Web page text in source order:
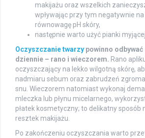
makijażu oraz wszelkich
wpływając przy tym negatywnie
równowagę pH skóry,
następnie warto użyć pianki
Oczyszczanie twarzy powinno
dziennie – rano i wieczorem. Rano
oczyszczający na lekko wilgotną skórę,
nadmiaru sebum oraz zabrudzeń
snu. Wieczorem natomiast wykonaj
mleczka lub płynu micelarnego,
płatek kosmetyczny; to delikatny sposób
resztek makijażu.
Po zakończeniu oczyszczania warto